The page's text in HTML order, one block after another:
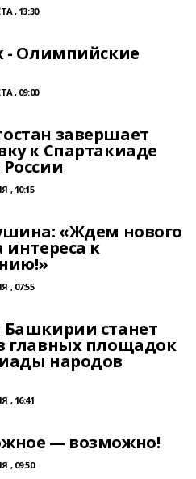
, 13:30
- Олимпийские
, 09:00
завершает
к Спартакиаде
, 10:15
«Ждем нового
интереса к
, 07:55
Башкирии станет
главных площадок
народов
, 16:41
— возможно!
, 09:50